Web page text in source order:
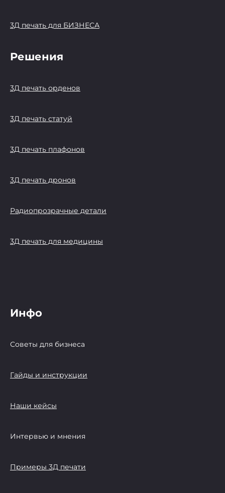
3Д печать для БИЗНЕСА
Решения
3Д печать орденов
3Д печать статуй
3Д печать плафонов
3Д печать дронов
Радиопрозрачные детали
3Д печать для медицины
Инфо
Советы для бизнеса
Гайды и инструкции
Наши кейсы
Интервью и мнения
Примеры 3Д печати